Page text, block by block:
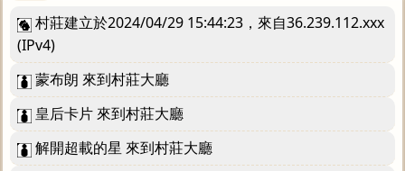
村莊建立於2024/04/29 15:44:23，來自36.239.112.xxx
(IPv4)
蒙布朗 來到村莊大廳
皇后卡片 來到村莊大廳
解開超載的星 來到村莊大廳